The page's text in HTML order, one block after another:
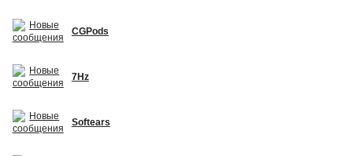
CGPods
7Hz
Softears